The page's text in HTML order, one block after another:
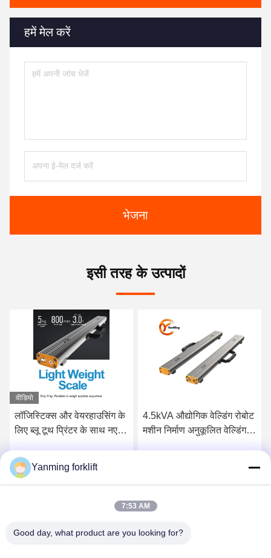
हमें मेल करें
भेजना
इसी तरह के उत्पादों
4.5kVA औद्योगिक वेल्डिंग रोबोट
मशीन निर्माण अनुकूलित वेल्डिंग
सर्वोत्तम मूल्य प्राप्त करें
सीई प्रमाणित औद्योगिक पैमाने
1500 किलोग्राम क्षमता और माप
Yanming forklift
7:53 AM
Good day, what product are you looking for?